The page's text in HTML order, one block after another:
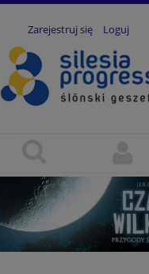
Zarejestruj się Loguj